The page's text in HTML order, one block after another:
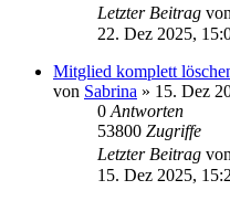
Letzter Beitrag von
22. Dez 2025,
Mitglied komplett
von Sabrina » 15. Dez
0 Antworten
53800 Zugriffe
Letzter Beitrag von
15. Dez 2025,